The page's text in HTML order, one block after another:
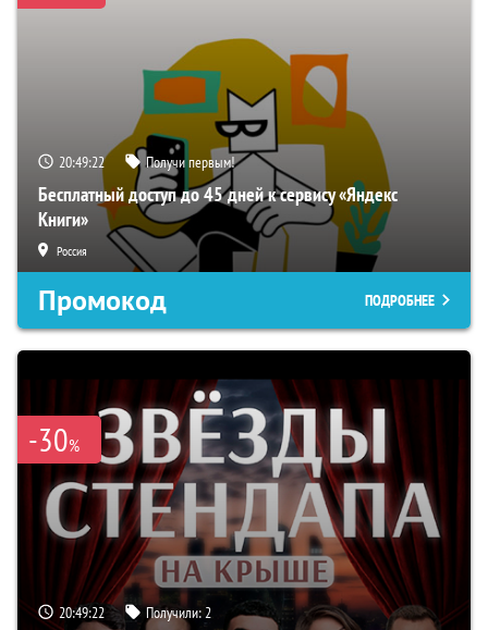
20:49:22 Получи первым!
Бесплатный доступ до 45 дней к сервису «Яндекс
Книги»
Россия
Промокод ПОДРОБНЕЕ
-30%
20:49:22 Получили:2